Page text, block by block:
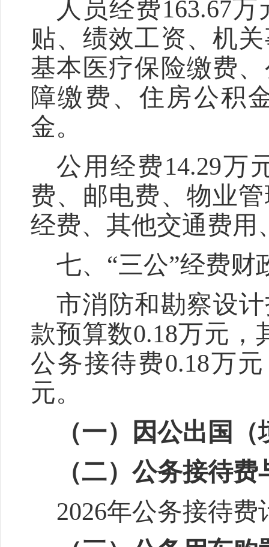
人员经费163.67万
贴、 绩效工资、机
基本医疗保险缴费
障缴费、住房公积
金。
公用经费14.29万
费、邮电费、物业
经费、其他交通费用
七、“三公”经费财
市消防和勘察设
款预算数0.18万元，
公务接待费0.18万
元。
（一）因公出国
（二）公务接待费
2026年公务接待费